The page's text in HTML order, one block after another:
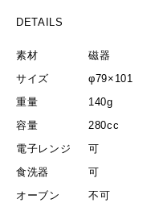
DETAILS
素材
磁器
サイズ
φ79×101
重量
140g
容量
280cc
電子レンジ
可
食洗器
可
オーブン
不可